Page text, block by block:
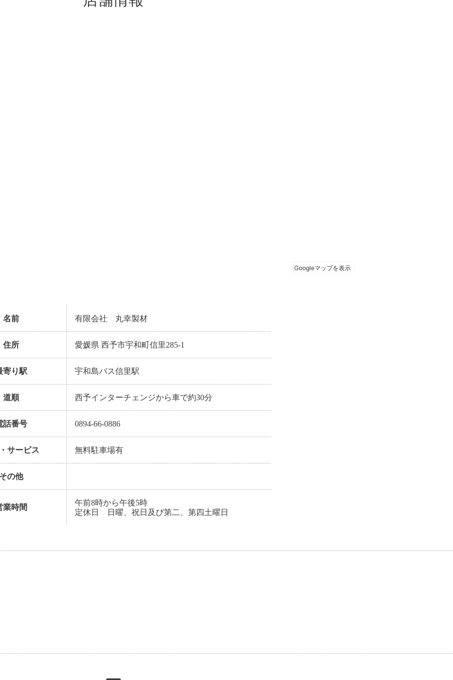
名前 有限会社 丸幸製材
住所 愛媛県 西予市宇和町信里285-1
寄り駅 宇和島バス信里駅
道順 西予インターチェンジから車で約30分
話番号 0894-66-0886
サービス 無料駐車場有
の他
業時間
午前8時から午後5時
定休日 日曜、祝日及び第二、第四土曜日